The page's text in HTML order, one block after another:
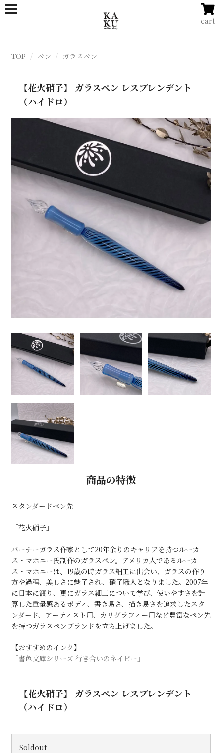
cart
TOP ペン ガラスペン
【花火硝子】 ガラスペン レスプレンデント
（ハイドロ）
商品の特徴
スタンダードペン先
「花火硝子」
バーナーガラス作家として20年余りのキャリアを持つルーカ
ス・マホニー氏制作のガラスペン。アメリカ人であるルーカ
ス・マホニーは、19歳の時ガラス細工に出会い、ガラスの作り
方や過程、美しさに魅了され、硝子職人となりました。2007年
に日本に渡り、更にガラス細工について学び、使いやすさを計
算した重量感あるボディ、書き易さ、描き易さを追求したスタ
ンダード、アーティスト用、カリグラフィー用など豊富なペン先
を持つガラスペンブランドを立ち上げました。
【おすすめのインク】
「書色文庫シリーズ 行き合いのネイビー」
【花火硝子】 ガラスペン レスプレンデント
（ハイドロ）
Soldout